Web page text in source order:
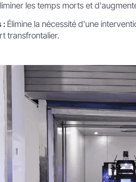
les temps morts et
: Élimine la nécessité d'une
transfrontalier.